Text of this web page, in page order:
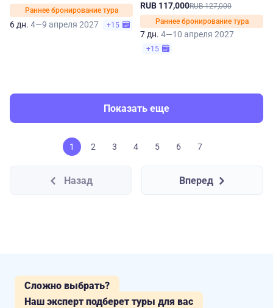
Раннее бронирование тура
6 дн. 4—9 апреля 2027 +15
RUB 117,000RUB 127,000
Раннее бронирование тура
7 дн. 4—10 апреля 2027
+15
Показать еще
1 2 3 4 5 6 7
Назад Вперед
Сложно выбрать?
Наш эксперт подберет туры для вас